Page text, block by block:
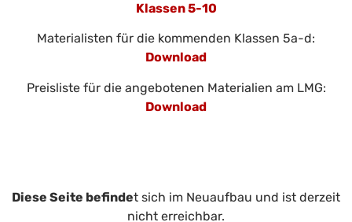
Klassen 5-10
Materialisten für die kommenden Klassen 5a-d:
Download
Preisliste für die angebotenen Materialien am LMG:
Download
Diese Seite befindet sich im Neuaufbau und ist derzeit
nicht erreichbar.